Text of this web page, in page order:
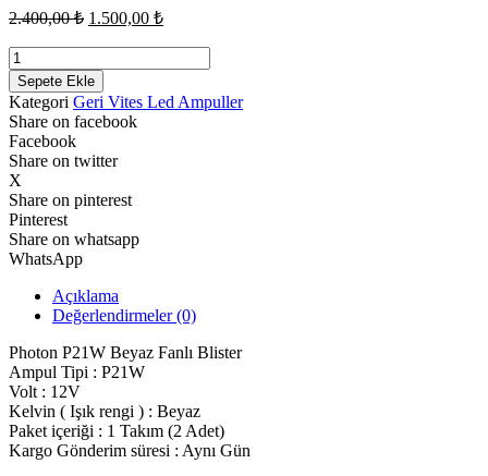
2.400,00₺ Orijinal
1.500,00 ₺Şu
fiyat:
1.500,00 ₺.
Photon
P21W
Beyaz
Fanlı
Geri
Vites
Led
Blister
adet
Sepete Ekle
Kategori Geri Vites Led Ampuller
Share on facebook
Facebook
Share on twitter
X
Share on pinterest
Pinterest
Share on whatsapp
WhatsApp
Açıklama
Değerlendirmeler (0)
Photon P21W Beyaz Fanlı Blister
Ampul Tipi : P21W
Volt : 12V
Kelvin ( Işık rengi ) : Beyaz
Paket içeriği : 1 Takım (2 Adet)
Kargo Gönderim süresi : Aynı Gün